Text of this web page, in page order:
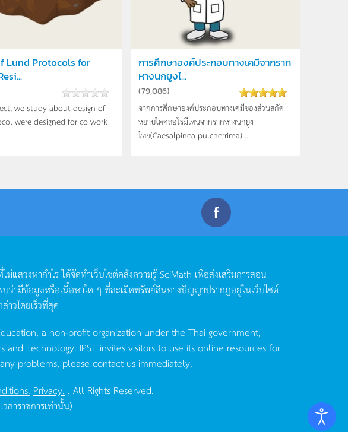
Lund Protocols for
we study about design of
were designed for co work
การศึกษาองค์ประกอบทางเคมีจากราก
หางนกยูงไ...
(79,086)
จากการศึกษาองค์ประกอบทางเคมีของส่วนสกัด
หยาบไดคลอโรมีเทนจากรากหางนกยูง
ไทย(Caesalpinea pulcherrima) ...
ม่แสวงหากำไรได้จัดทำเว็บไซต์คลังความรู้SciMath เพื่อส่งเสริมการสอน
ว่ามีข้อมูลหรือเนื้อหาใด ๆ ที่ละเมิดทรัพย์สินทางปัญญาปรากฏอยู่ในเว็บไซต์
าวโดยเร็วที่สุด
a non-profit organization under the Thai government,
Technology. IPST invites visitors to use its online resources for
problems, please contact us immediately.
Privacy. , All Rights Reserved.
ลาราชการเท่านั้น)